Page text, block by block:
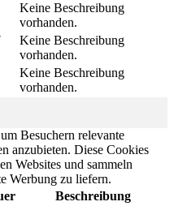
Keine Beschreibung
vorhanden.
Keine Beschreibung
vorhanden.
Keine Beschreibung
vorhanden.
Besuchern relevante
anzubieten. Diese Cookies
Websites und sammeln
Werbung zu liefern.
Beschreibung